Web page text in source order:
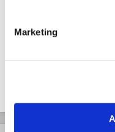
Marketing
Tatami-Sondermaß
(hq:green Igusa) 80.0 x